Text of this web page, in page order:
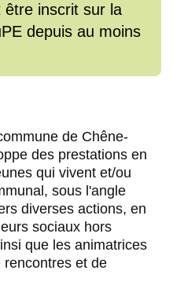
inscrit sur la
depuis au moins
de Chêne-
des prestations en
qui vivent et/ou
sous l'angle
diverses actions, en
sociaux hors
que les animatrices
et de